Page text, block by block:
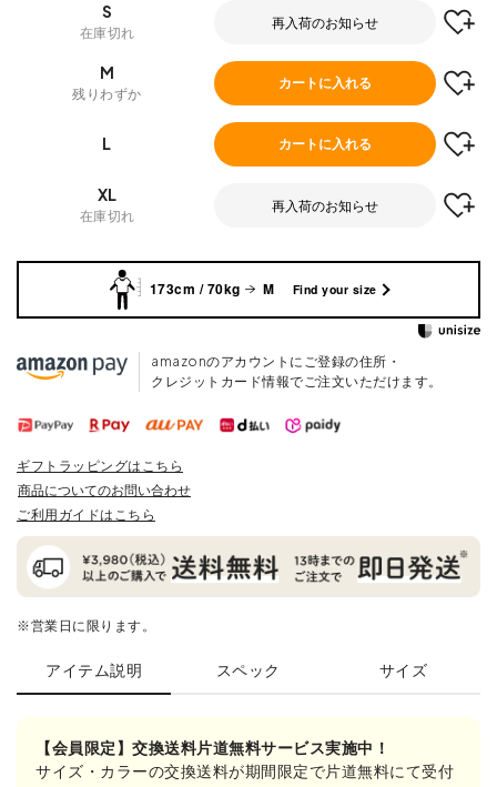
S
在庫切れ
再入荷のお知らせ
M
残りわずか
カートに入れる
L カートに入れる
XL
在庫切れ
再入荷のお知らせ
173cm / 70kg M Find your size
amazonのアカウントにご登録の住所・
クレジットカード情報でご注文いただけます。
ギフトラッピングはこちら
商品についてのお問い合わせ
ご利用ガイドはこちら
※営業日に限ります。
アイテム説明 スペック サイズ
【会員限定】交換送料片道無料サービス実施中！
サイズ・カラーの交換送料が期間限定で片道無料にて受付